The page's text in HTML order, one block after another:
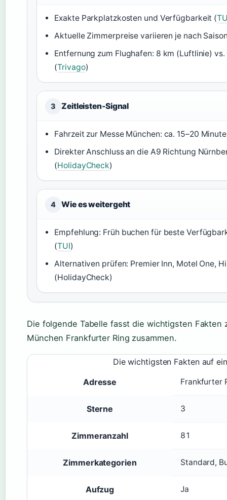
Exakte Parkplatzkosten und Verfügbarkeit (
Aktuelle Zimmerpreise variieren je nach
Entfernung zum Flughafen: 8 km (Luftlinie)
(Trivago)
3 Zeitleisten-Signal
Fahrzeit zur Messe München: ca. 15–20
Direkter Anschluss an die A9 Richtung
(HolidayCheck)
4 Wie es weitergeht
Empfehlung: Früh buchen für beste
(TUI)
Alternativen prüfen: Premier Inn, Motel One,
(HolidayCheck)
Die folgende Tabelle fasst die wichtigsten Fakten
München Frankfurter Ring zusammen.
Die wichtigsten Fakten auf
Adresse
Frankfurter
Sterne 3
Zimmeranzahl 81
Zimmerkategorien Standard,
Aufzug Ja